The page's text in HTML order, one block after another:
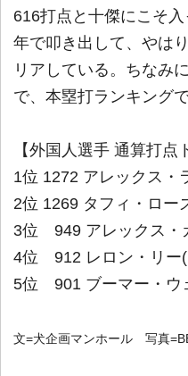
616打点と十傑にこそ
年で叩き出して、やは
リアしている。ちなみ
で、本塁打ランキング
【外国人選手 通算打点
1位 1272 アレックス・
2位 1269 タフィ・ロー
3位 949 アレックス・
4位 912 レロン・リー(
5位 901 ブーマー・ウ
文=犬企画マンホール 写真